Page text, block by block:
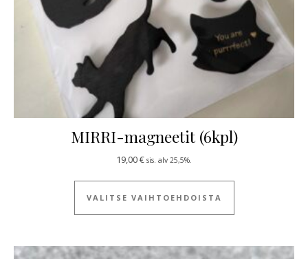
MIRRI-magneetit (6kpl)
19,00€ sis. alv 25,5%.
VALITSE VAIHTOEHDOISTA
Tällä tuotteella